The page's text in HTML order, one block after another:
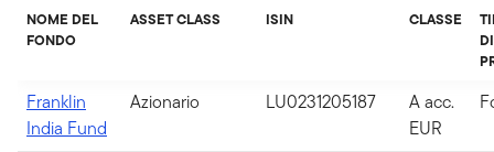
NOME DEL
FONDO
ASSET CLASS ISIN CLASSE
DI
Franklin
India Fund
Azionario LU0231205187
A acc.
EUR